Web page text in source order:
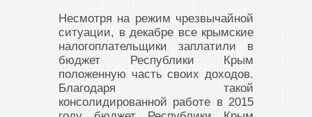
Несмотря на режим чрезвычайной
ситуации, в декабре все крымские
налогоплательщики заплатили в
бюджет Республики Крым
положенную часть своих доходов.
Благодаря такой
консолидированной работе в 2015